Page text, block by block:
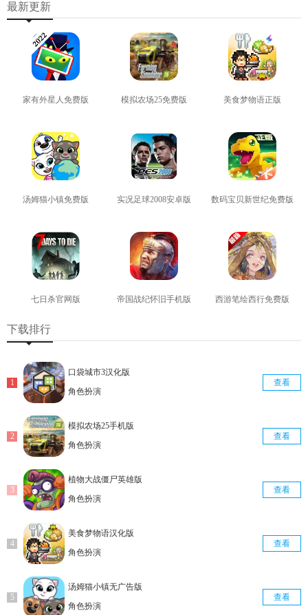
最新更新
家有外星人免费版 模拟农场25免费版 美食梦物语正版
汤姆猫小镇免费版 实况足球2008安卓版 数码宝贝新世纪免费版
七日杀官网版 帝国战纪怀旧手机版 西游笔绘西行免费版
下载排行
口袋城市3汉化版
角色扮演
查看
模拟农场25手机版
角色扮演
查看
植物大战僵尸英雄版
角色扮演
查看
美食梦物语汉化版
角色扮演
查看
汤姆猫小镇无广告版
角色扮演
查看